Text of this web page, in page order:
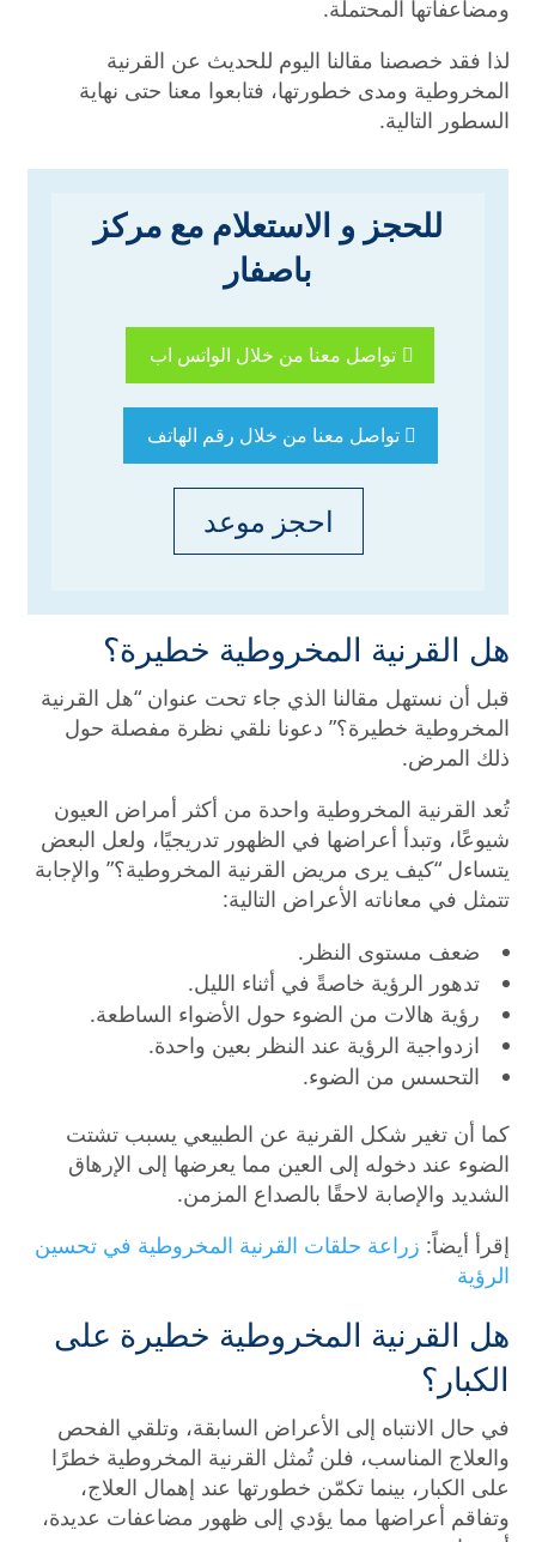
ومضاعفاتها المحتملة.
لذا فقد خصصنا مقالنا اليوم للحديث عن القرنية
المخروطية ومدى خطورتها، فتابعوا معنا حتى نهاية
السطور التالية.
للحجز و الاستعلام مع مركز
باصفار
تواصل معنا من خلال الواتس اب
تواصل معنا من خلال رقم الهاتف
احجز موعد
هل القرنية المخروطية خطيرة؟
قبل أن نستهل مقالنا الذي جاء تحت عنوان “هل القرنية
المخروطية خطيرة؟” دعونا نلقي نظرة مفصلة حول
ذلك المرض.
تُعد القرنية المخروطية واحدة من أكثر أمراض العيون
شيوعًا، وتبدأ أعراضها في الظهور تدريجيًا، ولعل البعض
يتساءل “كيف يرى مريض القرنية المخروطية؟” والإجابة
تتمثل في معاناته الأعراض التالية:
ضعف مستوى النظر.
تدهور الرؤية خاصةً في أثناء الليل.
رؤية هالات من الضوء حول الأضواء الساطعة.
ازدواجية الرؤية عند النظر بعين واحدة.
التحسس من الضوء.
كما أن تغير شكل القرنية عن الطبيعي يسبب تشتت
الضوء عند دخوله إلى العين مما يعرضها إلى الإرهاق
الشديد والإصابة لاحقًا بالصداع المزمن.
إقرأ أيضاً: زراعة حلقات القرنية المخروطية في تحسين
الرؤية
هل القرنية المخروطية خطيرة على
الكبار؟
في حال الانتباه إلى الأعراض السابقة، وتلقي الفحص
والعلاج المناسب، فلن تُمثل القرنية المخروطية خطرًا
على الكبار، بينما تكمّن خطورتها عند إهمال العلاج،
وتفاقم أعراضها مما يؤدي إلى ظهور مضاعفات عديدة،